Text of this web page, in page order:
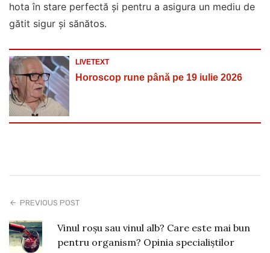
hota în stare perfectă și pentru a asigura un mediu de
gătit sigur și sănătos.
LIVETEXT
Horoscop rune până pe 19 iulie 2026
PREVIOUS POST
Vinul roșu sau vinul alb? Care este mai bun
pentru organism? Opinia specialiștilor